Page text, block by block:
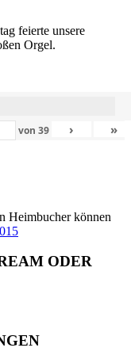
feierte unsere
Orgel.
von39 › »
Heimbucher können
ODER